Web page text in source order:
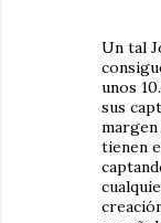
Un tal
unos
sus
margen
tienen